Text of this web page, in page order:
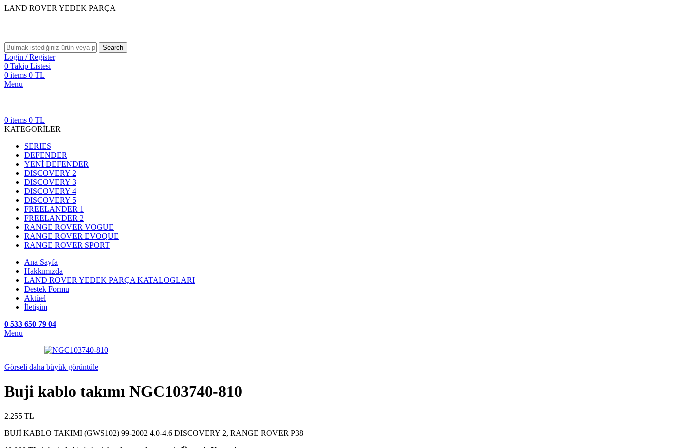
LAND ROVER YEDEK PARÇA
Search
Login / Register
0 Takip Listesi
0 items 0 TL
Menu
0 items 0 TL
KATEGORİLER
SERIES
DEFENDER
YENİ DEFENDER
DISCOVERY 2
DISCOVERY 3
DISCOVERY 4
DISCOVERY 5
FREELANDER 1
FREELANDER 2
RANGE ROVER VOGUE
RANGE ROVER EVOQUE
RANGE ROVER SPORT
Ana Sayfa
Hakkımızda
LAND ROVER YEDEK PARÇA KATALOGLARI
Destek Formu
Aktüel
İletişim
0 533 650 79 04
Menu
Görseli daha büyük görüntüle
Buji kablo takımı NGC103740-810
2.255 TL
BUJİ KABLO TAKIMI (GWS102) 99-2002 4.0-4.6 DISCOVERY 2, RANGE ROVER P38